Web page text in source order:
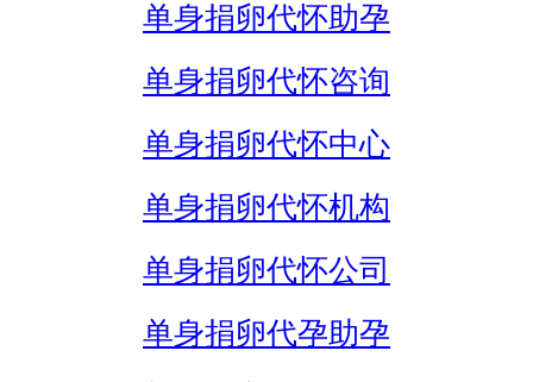
单身捐卵代怀助孕
单身捐卵代怀咨询
单身捐卵代怀中心
单身捐卵代怀机构
单身捐卵代怀公司
单身捐卵代孕助孕